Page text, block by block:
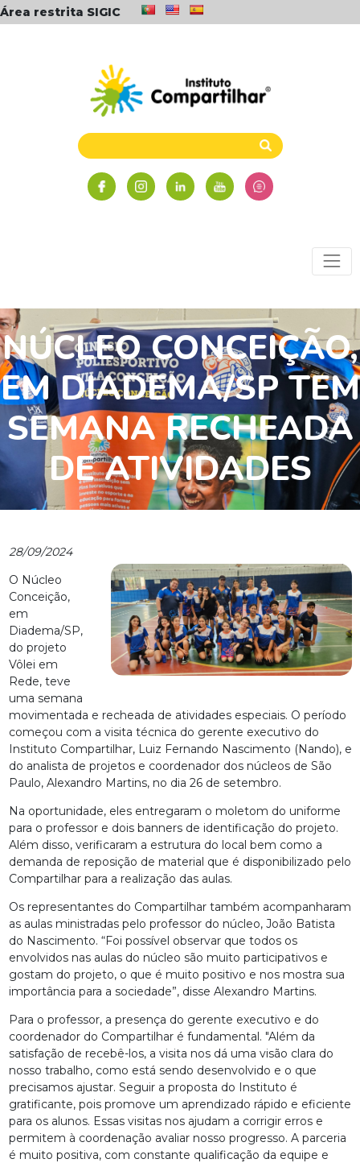
Área restrita SIGIC
NÚCLEO CONCEIÇÃO,
EM DIADEMA/SP TEM
SEMANA RECHEADA
DE ATIVIDADES
28/09/2024
O Núcleo
Conceição,
em
Diadema/SP,
do projeto
Vôlei em
Rede, teve
uma semana
movimentada e recheada de atividades especiais. O período
começou com a visita técnica do gerente executivo do
Instituto Compartilhar, Luiz Fernando Nascimento (Nando), e
do analista de projetos e coordenador dos núcleos de São
Paulo, Alexandro Martins, no dia 26 de setembro.
Na oportunidade, eles entregaram o moletom do uniforme
para o professor e dois banners de identificação do projeto.
Além disso, verificaram a estrutura do local bem como a
demanda de reposição de material que é disponibilizado pelo
Compartilhar para a realização das aulas.
Os representantes do Compartilhar também acompanharam
as aulas ministradas pelo professor do núcleo, João Batista
do Nascimento. “Foi possível observar que todos os
envolvidos nas aulas do núcleo são muito participativos e
gostam do projeto, o que é muito positivo e nos mostra sua
importância para a sociedade”, disse Alexandro Martins.
Para o professor, a presença do gerente executivo e do
coordenador do Compartilhar é fundamental. "Além da
satisfação de recebê-los, a visita nos dá uma visão clara do
nosso trabalho, como está sendo desenvolvido e o que
precisamos ajustar. Seguir a proposta do Instituto é
gratificante, pois promove um aprendizado rápido e eficiente
para os alunos. Essas visitas nos ajudam a corrigir erros e
permitem à coordenação avaliar nosso progresso. A parceria
é muito positiva, com constante qualificação da equipe e